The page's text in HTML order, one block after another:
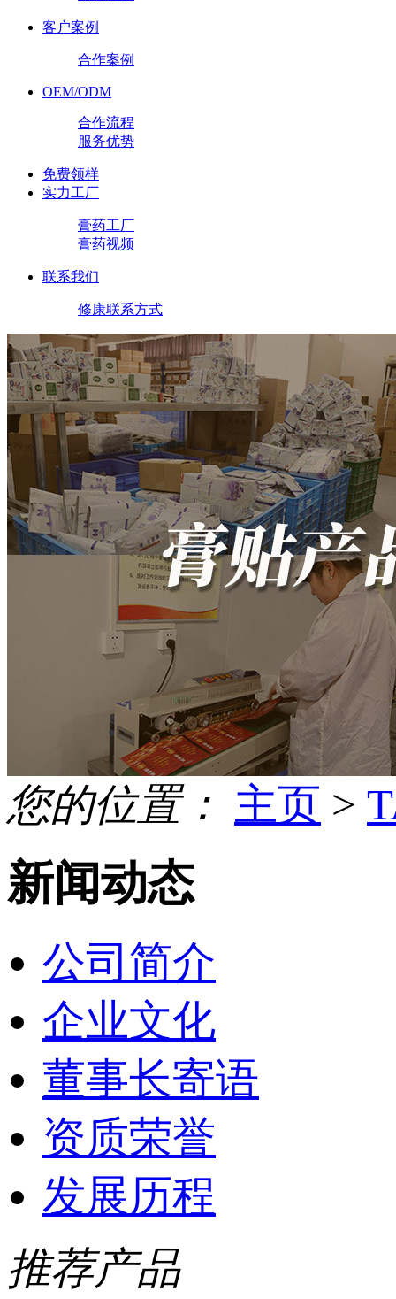
客户案例
合作案例
OEM/ODM
合作流程
服务优势
免费领样
实力工厂
膏药工厂
膏药视频
联系我们
修康联系方式
您的位置： 主页 >
新闻动态
公司简介
企业文化
董事长寄语
资质荣誉
发展历程
推荐产品